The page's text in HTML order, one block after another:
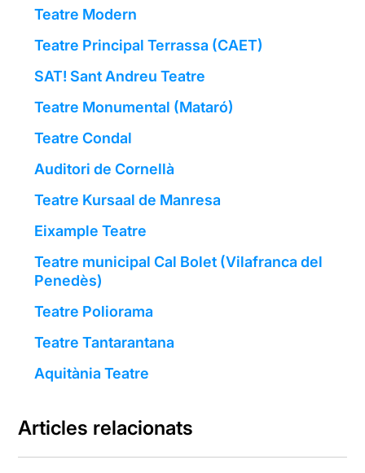
Teatre Modern
Teatre Principal Terrassa (CAET)
SAT! Sant Andreu Teatre
Teatre Monumental (Mataró)
Teatre Condal
Auditori de Cornellà
Teatre Kursaal de Manresa
Eixample Teatre
Teatre municipal Cal Bolet (Vilafranca del
Penedès)
Teatre Poliorama
Teatre Tantarantana
Aquitània Teatre
Articles relacionats